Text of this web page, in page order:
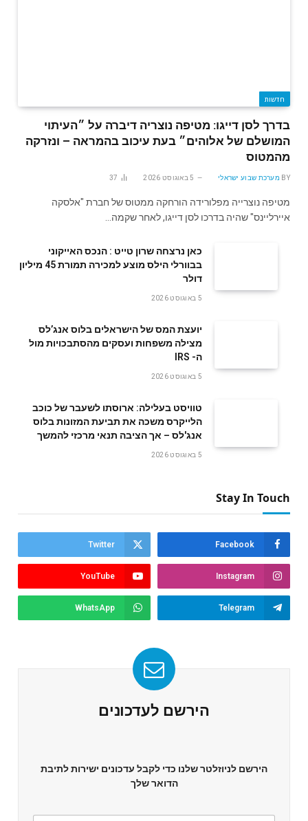
חדשות
בדרך לסן דייגו: מטיפה נוצריה דיברה על ״העיתוי
המושלם של אלוהים״ בעת עיכוב בהמראה – ונזרקה
מהמטוס
BY מערכת שבוע ישראלי 5 באוגוסט 2026 37
מטיפה נוצרייה מפלורידה הורחקה ממטוס של חברת "אלסקה
איירליינס" שהיה בדרכו לסן דייגו, לאחר שקמה…
‬דולר
5 באוגוסט 2026
‬ה- IRS
5 באוגוסט 2026
טוויסט בעלילה: ארוסתו לשעבר של כוכב
הלייקרס משכה את תביעת המזונות בלוס
אנג'לס – אך הציבה תנאי מרכזי להמשך
5 באוגוסט 2026
Stay In Touch
Facebook
Twitter
Instagram
YouTube
Telegram
WhatsApp
הירשם לעדכונים
הירשם לניוזלטר שלנו כדי לקבל עדכונים ישירות לתיבת
הדואר שלך